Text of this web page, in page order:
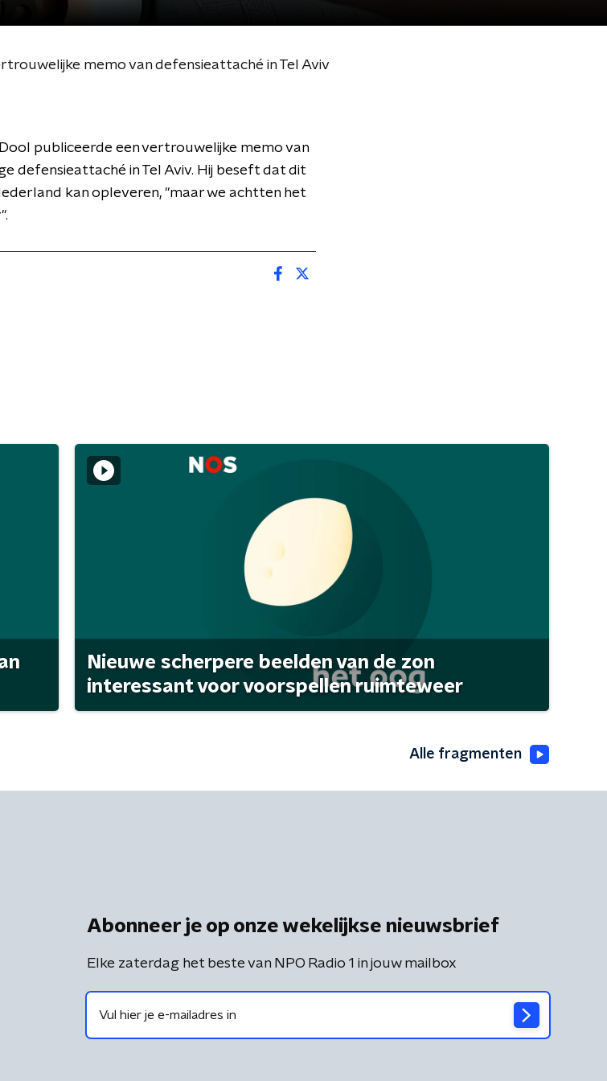
memo van defensieattaché in Tel Aviv
publiceerde een vertrouwelijke memo van
defensieattaché in Tel Aviv. Hij beseft dat dit
kan opleveren, "maar we achtten het
Nieuwe scherpere beelden van de zon
interessant voor voorspellen ruimteweer
Alle fragmenten
Abonneer je op onze wekelijkse nieuwsbrief
Elke zaterdag het beste van NPO Radio 1 in jouw mailbox